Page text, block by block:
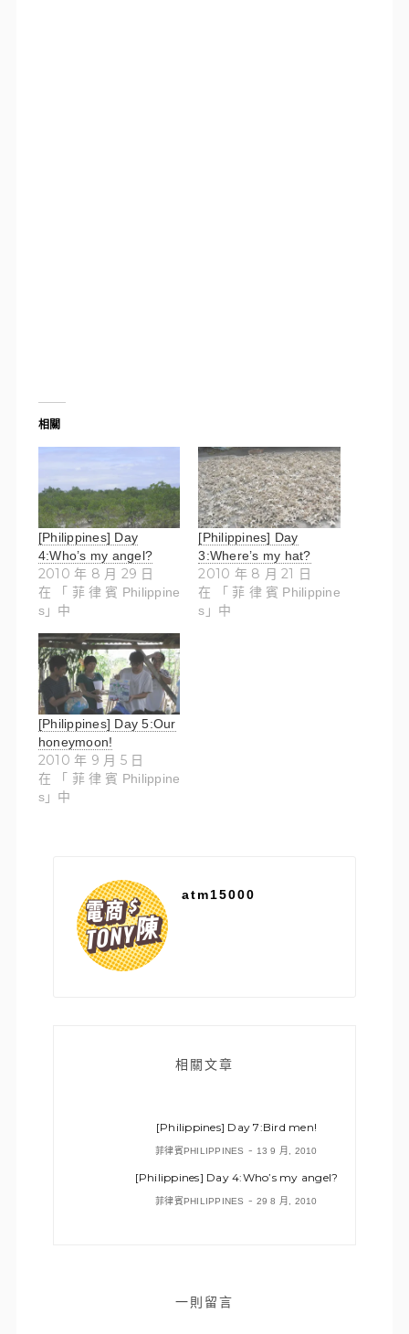
相關
[Philippines] Day
4:Who’s my angel?
2010 年 8 月 29 日
在「菲律賓Philippine
s」中
[Philippines] Day
3:Where’s my hat?
2010 年 8 月 21 日
在「菲律賓Philippine
s」中
[Philippines] Day 5:Our
honeymoon!
2010 年 9 月 5 日
在「菲律賓Philippine
s」中
atm15000
相關文章
[Philippines] Day 7:Bird men!
菲律賓PHILIPPINES - 13 9 月, 2010
[Philippines] Day 4:Who’s my angel?
菲律賓PHILIPPINES - 29 8 月, 2010
一則留言